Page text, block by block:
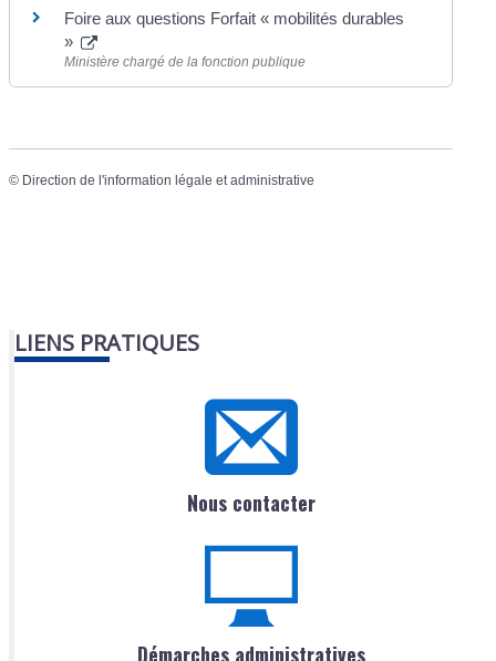
Foire aux questions Forfait « mobilités durables
»
Ministère chargé de la fonction publique
© Direction de l'information légale et administrative
LIENS PRATIQUES
Nous contacter
Démarches administratives